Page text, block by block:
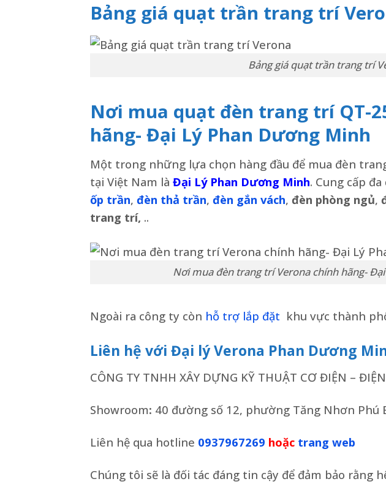
Bảng giá quạt trần trang trí
Bảng giá quạt trần trang trí
Nơi mua quạt đèn trang trí QT-
hãng- Đại Lý Phan Dương Minh
Một trong những lựa chọn hàng đầu để mua đèn
tại Việt Nam là Đại Lý Phan Dương Minh. Cung cấp
ốp trần, đèn thả trần, đèn gắn vách, đèn phòng ngủ,
trang trí, ..
Nơi mua đèn trang trí Verona chính hãng-
Ngoài ra công ty còn hỗ trợ lắp đặt khu vực thành
Liên hệ với Đại lý Verona Phan Dương
CÔNG TY TNHH XÂY DỰNG KỸ THUẬT CƠ ĐIỆN –
Showroom: 40 đường số 12, phường Tăng Nhơn Phú
Liên hệ qua hotline 0937967269 hoặc trang web
Chúng tôi sẽ là đối tác đáng tin cậy để đảm bảo rằng